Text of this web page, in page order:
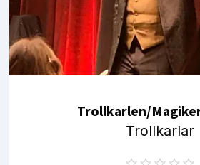
Trollkarlen/
Trollkarlar